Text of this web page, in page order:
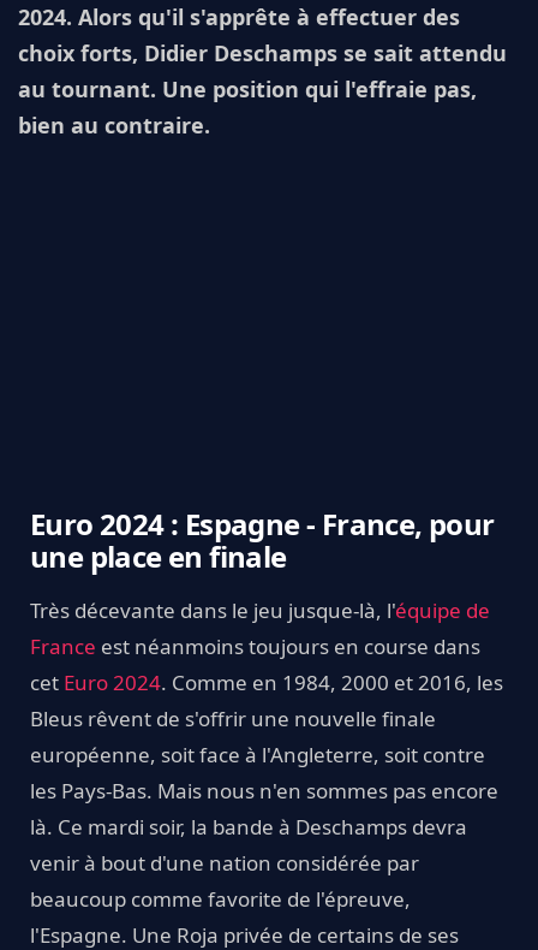
2024. Alors qu'il s'apprête à effectuer des
choix forts, Didier Deschamps se sait attendu
au tournant. Une position qui l'effraie pas,
bien au contraire.
Euro 2024 : Espagne - France, pour
une place en finale
Très décevante dans le jeu jusque-là, l'équipe de
France est néanmoins toujours en course dans
cet Euro 2024. Comme en 1984, 2000 et 2016, les
Bleus rêvent de s'offrir une nouvelle finale
européenne, soit face à l'Angleterre, soit contre
les Pays-Bas. Mais nous n'en sommes pas encore
là. Ce mardi soir, la bande à Deschamps devra
venir à bout d'une nation considérée par
beaucoup comme favorite de l'épreuve,
l'Espagne. Une Roja privée de certains de ses